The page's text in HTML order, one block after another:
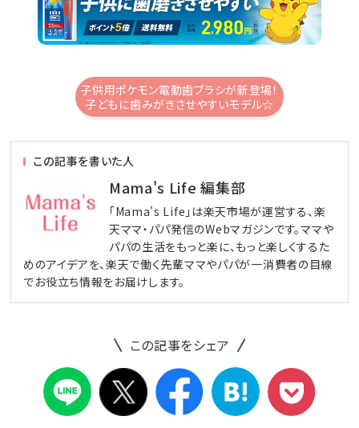
子供用ポケモン電動歯ブラシが新登場！
子どもに歯みがきさせやすいモデル☆
この記事を書いた人
Mama's Life 編集部
「Mama's Life」は楽天市場が運営する、楽
天ママ・パパ発信のWebマガジンです。ママや
パパの生活をもっと楽に、もっと楽しくするた
めのアイデアを、楽天で働く先輩ママやパパが一消費者の目線
でお役立ち情報をお届けします。
この記事をシェア